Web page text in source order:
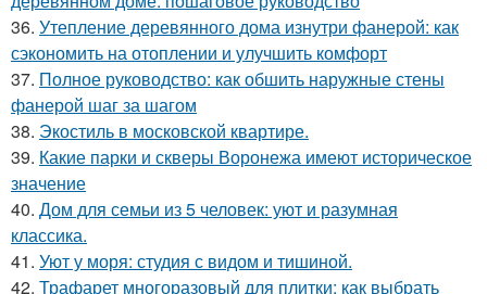
36. Утепление деревянного дома изнутри фанерой: как
сэкономить на отоплении и улучшить комфорт
37. Полное руководство: как обшить наружные стены
фанерой шаг за шагом
38. Экостиль в московской квартире.
39. Какие парки и скверы Воронежа имеют историческое
значение
40. Дом для семьи из 5 человек: уют и разумная
классика.
41. Уют у моря: студия с видом и тишиной.
42. Трафарет многоразовый для плитки: как выбрать